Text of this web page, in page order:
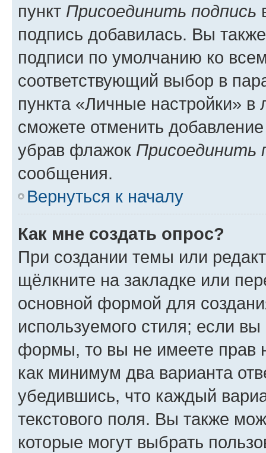
пункт Присоединить подпись
подпись добавилась. Вы
подписи по умолчанию ко
соответствующий выбор в
пункта «Личные настройки»
сможете отменить
убрав флажок Присоединить
сообщения.
Вернуться к началу
Как мне создать опрос?
При создании темы или
щёлкните на закладке или
основной формой для
используемого стиля; если
формы, то вы не имеете прав
как минимум два варианта
убедившись, что каждый
текстового поля. Вы также
которые могут выбрать